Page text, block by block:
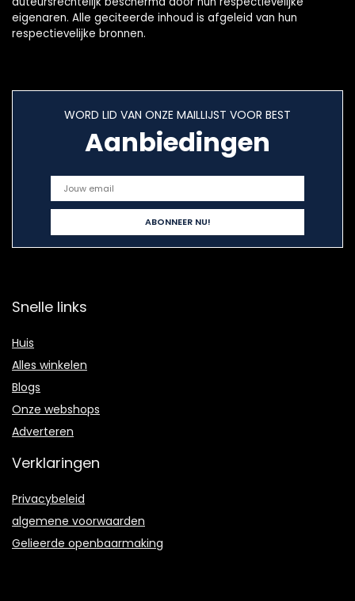
eigenaren. Alle geciteerde inhoud is afgeleid van hun
respectievelijke bronnen.
WORD LID VAN ONZE MAILLIJST VOOR BEST
Aanbiedingen
Snelle links
Huis
Alles winkelen
Blogs
Onze webshops
Adverteren
Verklaringen
Privacybeleid
algemene voorwaarden
Gelieerde openbaarmaking